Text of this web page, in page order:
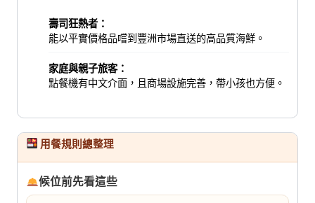
壽司狂熱者：
能以平實價格品嚐到豐洲市場直送的高品質海鮮。
家庭與親子旅客：
點餐機有中文介面，且商場設施完善，帶小孩也方便。
用餐規則總整理
候位前先看這些